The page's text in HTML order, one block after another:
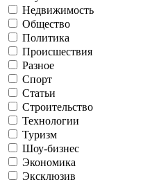
Недвижимость
Общество
Политика
Происшествия
Разное
Спорт
Статьи
Строительство
Технологии
Туризм
Шоу-бизнес
Экономика
Эксклюзив